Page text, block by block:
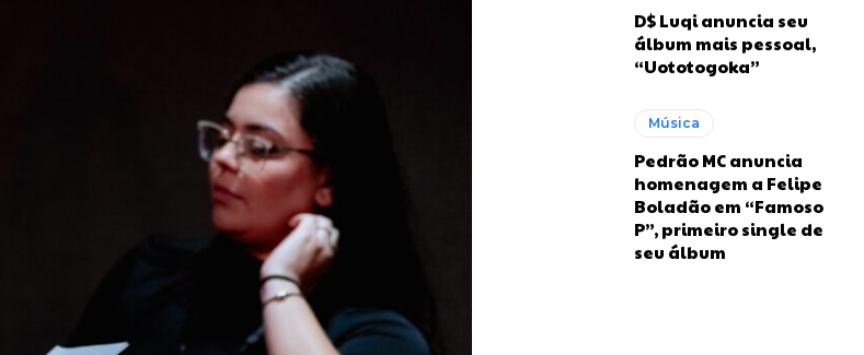
D$ Luqi anuncia seu
álbum mais pessoal,
“Uototogoka”
Música
Pedrão MC anuncia
homenagem a Felipe
Boladão em “Famoso
P”, primeiro single de
seu álbum